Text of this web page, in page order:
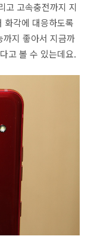
고 고속충전까지 지
화각에 대응하도록
지 좋아서 지금까
고 볼 수 있는데요.